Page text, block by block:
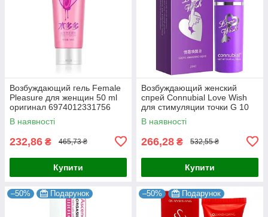
Возбуждающий гель Female
Pleasure для женщин 50 ml
оригинал 6974012331756
В наявності
232,86 ₴ 465,73 ₴
Купити
Возбуждающий женский
спрей Connubial Love Wish
для стимуляции точки G 10
ml
В наявності
266,28 ₴ 532,55 ₴
Купити
–50% Подарунок –50% Подарунок